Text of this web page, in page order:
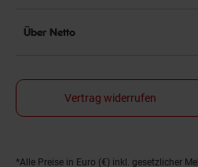
Über Netto
Vertrag widerrufen
*Alle Preise in Euro (€) inkl. gesetzlicher